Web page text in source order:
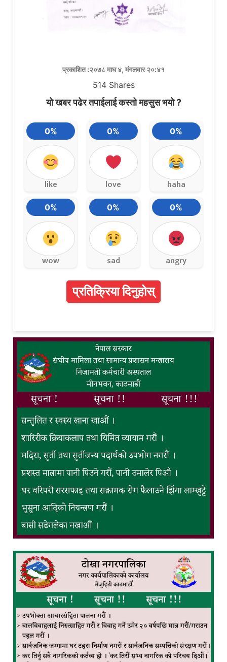
प्रकाशित :२०७८ माघ ४, मंगलवार २०:४१
514 Shares
यो खबर पढेर तपाईलाई कस्तो महसुस भयो ?
0%
like
0%
love
0%
haha
0%
wow
0%
sad
0%
angry
प्रतिक्रिया दिनुहोस्